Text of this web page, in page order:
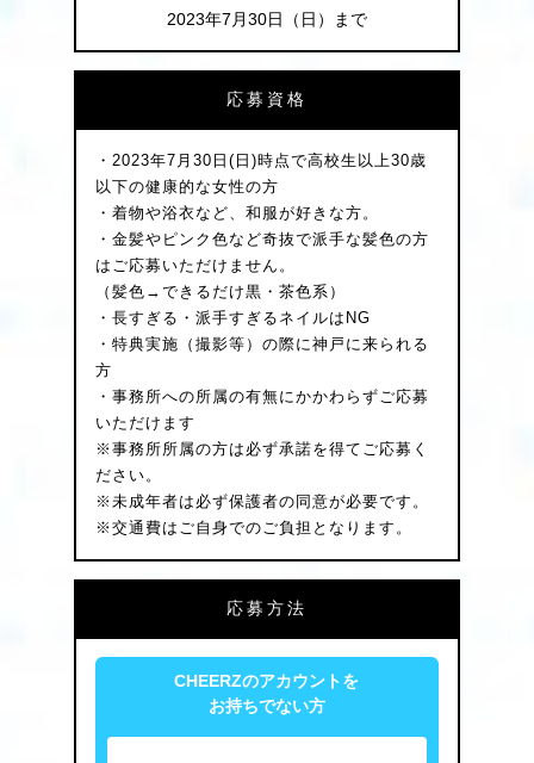
2023年7月30日（日）まで
応募資格
・2023年7月30日(日)時点で高校生以上30歳
以下の健康的な女性の方
・着物や浴衣など、和服が好きな方。
・金髪やピンク色など奇抜で派手な髪色の方
はご応募いただけません。
（髪色→できるだけ黒・茶色系）
・長すぎる・派手すぎるネイルはNG
・特典実施（撮影等）の際に神戸に来られる
⽅
・事務所への所属の有無にかかわらずご応募
いただけます
※事務所所属の方は必ず承諾を得てご応募く
ださい。
※未成年者は必ず保護者の同意が必要です。
※交通費はご自身でのご負担となります。
応募方法
CHEERZのアカウントを
お持ちでない方